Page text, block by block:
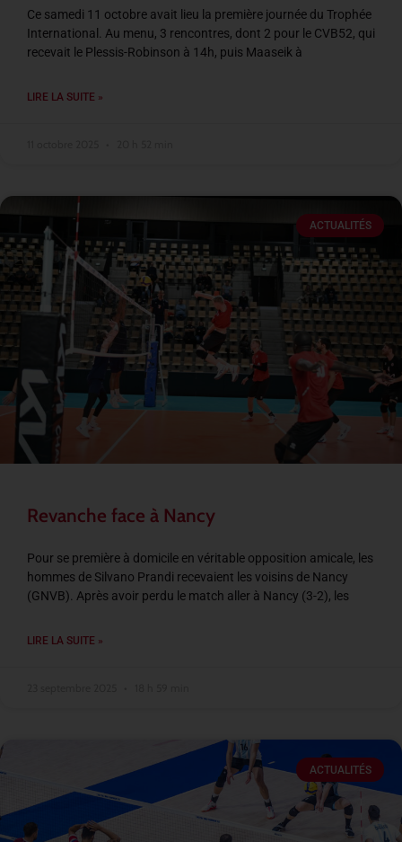
Ce samedi 11 octobre avait lieu la première journée du Trophée
International. Au menu, 3 rencontres, dont 2 pour le CVB52, qui
recevait le Plessis-Robinson à 14h, puis Maaseik à
LIRE LA SUITE »
ACTUALITÉS
Revanche face à Nancy
Pour se première à domicile en véritable opposition amicale, les
hommes de Silvano Prandi recevaient les voisins de Nancy
(GNVB). Après avoir perdu le match aller à Nancy (3-2), les
LIRE LA SUITE »
ACTUALITÉS